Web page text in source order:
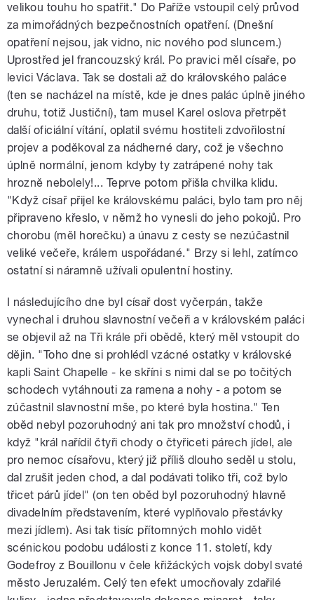
velikou touhu ho spatřit." Do Paříže vstoupil celý průvod
za mimořádných bezpečnostních opatření. (Dnešní
opatření nejsou, jak vidno, nic nového pod sluncem.)
Uprostřed jel francouzský král. Po pravici měl císaře, po
levici Václava. Tak se dostali až do královského paláce
(ten se nacházel na místě, kde je dnes palác úplně jiného
druhu, totiž Justiční), tam musel Karel oslova přetrpět
další oficiální vítání, oplatil svému hostiteli zdvořilostní
projev a poděkoval za nádherné dary, což je všechno
úplně normální, jenom kdyby ty zatrápené nohy tak
hrozně nebolely!... Teprve potom přišla chvilka klidu.
"Když císař přijel ke královskému paláci, bylo tam pro něj
připraveno křeslo, v němž ho vynesli do jeho pokojů. Pro
chorobu (měl horečku) a únavu z cesty se nezúčastnil
veliké večeře, králem uspořádané." Brzy si lehl, zatímco
ostatní si náramně užívali opulentní hostiny.
I následujícího dne byl císař dost vyčerpán, takže
vynechal i druhou slavnostní večeři a v královském paláci
se objevil až na Tři krále při obědě, který měl vstoupit do
dějin. "Toho dne si prohlédl vzácné ostatky v královské
kapli Saint Chapelle - ke skříni s nimi dal se po točitých
schodech vytáhnouti za ramena a nohy - a potom se
zúčastnil slavnostní mše, po které byla hostina." Ten
oběd nebyl pozoruhodný ani tak pro množství chodů, i
když "král nařídil čtyři chody o čtyřiceti párech jídel, ale
pro nemoc císařovu, který již příliš dlouho seděl u stolu,
dal zrušit jeden chod, a dal podávati toliko tři, což bylo
třicet párů jídel" (on ten oběd byl pozoruhodný hlavně
divadelním představením, které vyplňovalo přestávky
mezi jídlem). Asi tak tisíc přítomných mohlo vidět
scénickou podobu události z konce 11. století, kdy
Godefroy z Bouillonu v čele křižáckých vojsk dobyl svaté
město Jeruzalém. Celý ten efekt umocňovaly zdařilé